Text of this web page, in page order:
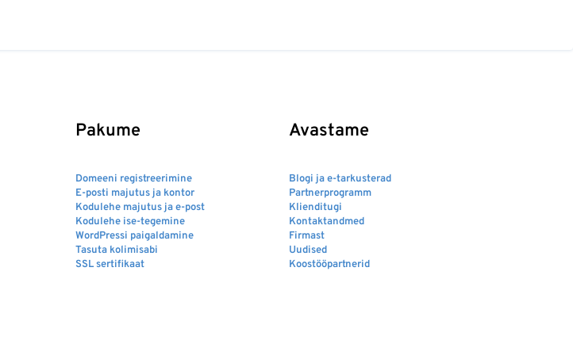
Pakume
Domeeni registreerimine
E-posti majutus ja kontor
Kodulehe majutus ja e-post
Kodulehe ise-tegemine
WordPressi paigaldamine
Tasuta kolimisabi
SSL sertifikaat
Avastame
Blogi ja e-tarkusterad
Partnerprogramm
Klienditugi
Kontaktandmed
Firmast
Uudised
Koostööpartnerid